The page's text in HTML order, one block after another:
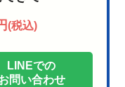
(税込)
LINEでの
問い合わせ